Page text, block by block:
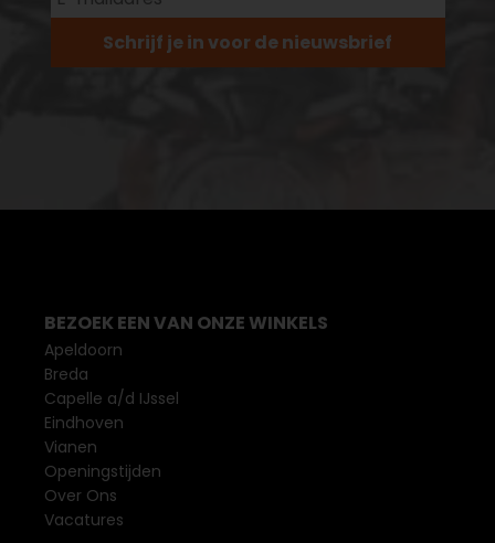
Schrijf je in voor de nieuwsbrief
BEZOEK EEN VAN ONZE WINKELS
Apeldoorn
Breda
Capelle a/d IJssel
Eindhoven
Vianen
Openingstijden
Over Ons
Vacatures